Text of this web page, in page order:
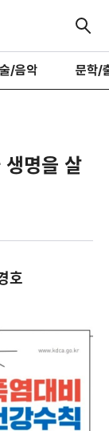
/음악 문학/
명을 살
호